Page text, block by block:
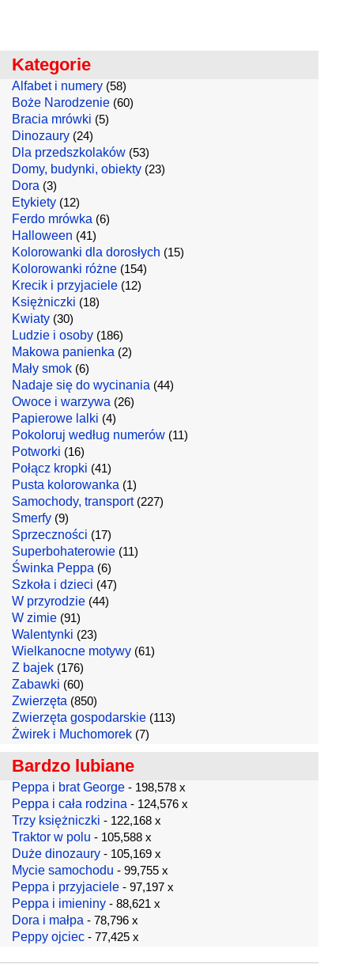
Kategorie
Alfabet i numery (58)
Boże Narodzenie (60)
Bracia mrówki (5)
Dinozaury (24)
Dla przedszkolaków (53)
Domy, budynki, obiekty (23)
Dora (3)
Etykiety (12)
Ferdo mrówka (6)
Halloween (41)
Kolorowanki dla dorosłych (15)
Kolorowanki różne (154)
Krecik i przyjaciele (12)
Księżniczki (18)
Kwiaty (30)
Ludzie i osoby (186)
Makowa panienka (2)
Mały smok (6)
Nadaje się do wycinania (44)
Owoce i warzywa (26)
Papierowe lalki (4)
Pokoloruj według numerów (11)
Potworki (16)
Połącz kropki (41)
Pusta kolorowanka (1)
Samochody, transport(227)
Smerfy (9)
Sprzeczności (17)
Superbohaterowie (11)
Świnka Peppa (6)
Szkoła i dzieci (47)
W przyrodzie (44)
W zimie (91)
Walentynki (23)
Wielkanocne motywy (61)
Z bajek (176)
Zabawki (60)
Zwierzęta (850)
Zwierzęta gospodarskie (113)
Żwirek i Muchomorek (7)
Bardzo lubiane
Peppa i brat George - 198,578 x
Peppa i cała rodzina - 124,576 x
Trzy księżniczki - 122,168 x
Traktor w polu - 105,588 x
Duże dinozaury - 105,169 x
Mycie samochodu - 99,755 x
Peppa i przyjaciele - 97,197 x
Peppa i imieniny - 88,621 x
Dora i małpa - 78,796 x
Peppy ojciec - 77,425 x